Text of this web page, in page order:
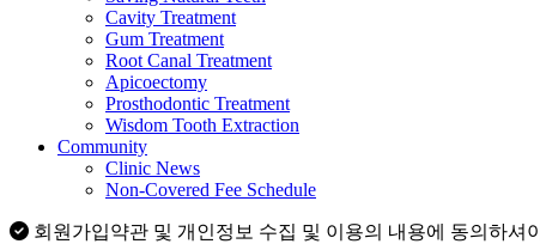
Cavity Treatment
Gum Treatment
Root Canal Treatment
Apicoectomy
Prosthodontic Treatment
Wisdom Tooth Extraction
Community
Clinic News
Non-Covered Fee Schedule
회원가입약관 및 개인정보 수집 및 이용의 내용에 동의하셔